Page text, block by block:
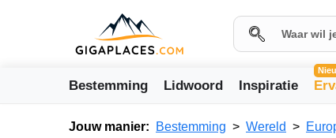
Bestemming Lidwoord Inspiratie
Jouw manier: Bestemming Wereld